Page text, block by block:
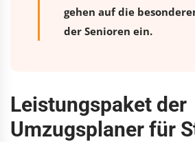
gehen auf die
der Senioren ein.
Leistungspaket der
Umzugsplaner für